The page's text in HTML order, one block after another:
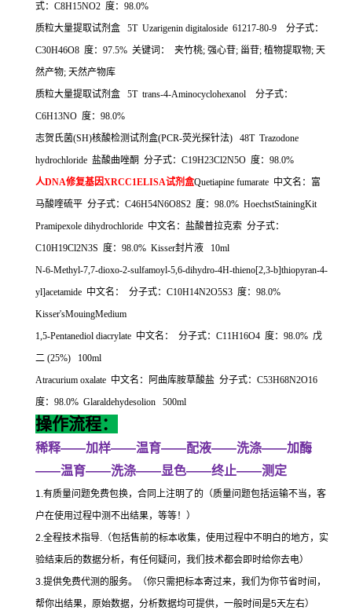
式： C8H15NO2 度： 98.0%
质粒大量提取试剂盒 5T Uzarigenin digitaloside 61217-80-9 分子式：
C30H46O8 度： 97.5% 关键词： 夹竹桃; 强心苷; 甾苷; 植物提取物; 天
然产物; 天然产物库
质粒大量提取试剂盒 5T trans-4-Aminocyclohexanol 分子式：
C6H13NO 度： 98.0%
志贺氏菌(SH)核酸检测试剂盒(PCR-荧光探针法) 48T Trazodone
hydrochloride 盐酸曲唑酮 分子式： C19H23Cl2N5O 度： 98.0%
人DNA修复基因XRCC1ELISA试剂盒Quetiapine fumarate 中文名：富
马酸喹硫平 分子式： C46H54N6O8S2 度： 98.0% HoechstStainingKit
Pramipexole dihydrochloride 中文名：盐酸普拉克索 分子式：
C10H19Cl2N3S 度： 98.0% Kisser封片液 10ml
N-6-Methyl-7,7-dioxo-2-sulfamoyl-5,6-dihydro-4H-thieno[2,3-b]thiopyran-4-
yl]acetamide 中文名： 分子式： C10H14N2O5S3 度： 98.0%
Kisser'sMouingMedium
1,5-Pentanediol diacrylate 中文名： 分子式： C11H16O4 度： 98.0% 戊
二 (25%) 100ml
Atracurium oxalate 中文名：阿曲库胺草酸盐 分子式： C53H68N2O16
度： 98.0% Glaraldehydesolion 500ml
操作流程：
稀释——加样——温育——配液——洗涤——加酶
——温育——洗涤——显色——终止——测定
1.有质量问题免费包换，合同上注明了的（质量问题包括运输不当，客
户在使用过程中测不出结果，等等！）
2.全程技术指导. （包括售前的标本收集，使用过程中不明白的地方，实
验结束后的数据分析，有任何疑问，我们技术都会即时给你去电）
3.提供免费代测的服务。（你只需把标本寄过来，我们为你节省时间，
帮你出结果，原始数据，分析数据均可提供，一般时间是5天左右）